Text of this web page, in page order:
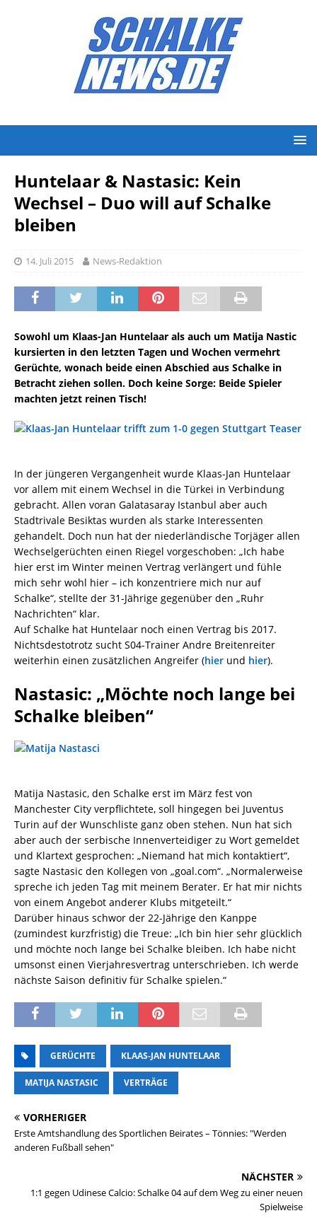
Huntelaar & Nastasic: Kein
Wechsel – Duo will auf Schalke
bleiben
14. Juli 2015 News-Redaktion
Sowohl um Klaas-Jan Huntelaar als auch um Matija Nastic
kursierten in den letzten Tagen und Wochen vermehrt
Gerüchte, wonach beide einen Abschied aus Schalke in
Betracht ziehen sollen. Doch keine Sorge: Beide Spieler
machten jetzt reinen Tisch!
In der jüngeren Vergangenheit wurde Klaas-Jan Huntelaar
vor allem mit einem Wechsel in die Türkei in Verbindung
gebracht. Allen voran Galatasaray Istanbul aber auch
Stadtrivale Besiktas wurden als starke Interessenten
gehandelt. Doch nun hat der niederländische Torjäger allen
Wechselgerüchten einen Riegel vorgeschoben: „Ich habe
hier erst im Winter meinen Vertrag verlängert und fühle
mich sehr wohl hier – ich konzentriere mich nur auf
Schalke“, stellte der 31-Jährige gegenüber den „Ruhr
Nachrichten“ klar.
Auf Schalke hat Huntelaar noch einen Vertrag bis 2017.
Nichtsdestotrotz sucht S04-Trainer Andre Breitenreiter
weiterhin einen zusätzlichen Angreifer (hier und hier).
Nastasic: „Möchte noch lange bei
Schalke bleiben“
Matija Nastasic, den Schalke erst im März fest von
Manchester City verpflichtete, soll hingegen bei Juventus
Turin auf der Wunschliste ganz oben stehen. Nun hat sich
aber auch der serbische Innenverteidiger zu Wort gemeldet
und Klartext gesprochen: „Niemand hat mich kontaktiert“,
sagte Nastasic den Kollegen von „goal.com“. „Normalerweise
spreche ich jeden Tag mit meinem Berater. Er hat mir nichts
von einem Angebot anderer Klubs mitgeteilt.“
Darüber hinaus schwor der 22-Jährige den Kanppe
(zumindest kurzfristig) die Treue: „Ich bin hier sehr glücklich
und möchte noch lange bei Schalke bleiben. Ich habe nicht
umsonst einen Vierjahresvertrag unterschrieben. Ich werde
nächste Saison definitiv für Schalke spielen.“
GERÜCHTE KLAAS-JAN HUNTELAAR
MATIJA NASTASIC VERTRÄGE
VORHERIGER
Erste Amtshandlung des Sportlichen Beirates – Tönnies: "Werden
anderen Fußball sehen"
NÄCHSTER
1:1 gegen Udinese Calcio: Schalke 04 auf dem Weg zu einer neuen
Spielweise